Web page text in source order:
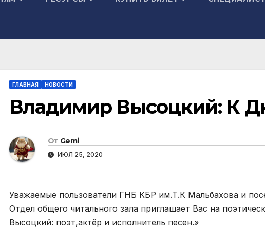
ГЛАВНАЯ НОВОСТИ
Владимир Высоцкий: К
От Gemi
ИЮЛ 25, 2020
Уважаемые пользователи ГНБ КБР им.Т.К Мальбахова и
Отдел общего читального зала приглашает Вас на
Высоцкий: поэт,актёр и исполнитель песен.»